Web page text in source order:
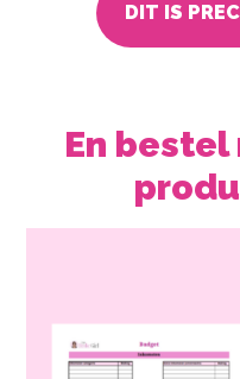
DIT IS
En